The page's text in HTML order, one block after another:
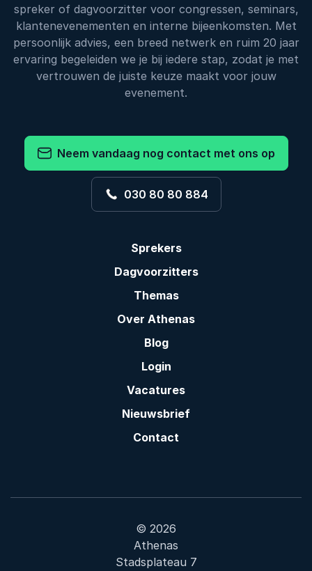
spreker of dagvoorzitter voor congressen, seminars,
klantenevenementen en interne bijeenkomsten. Met
persoonlijk advies, een breed netwerk en ruim 20 jaar
ervaring begeleiden we je bij iedere stap, zodat je met
vertrouwen de juiste keuze maakt voor jouw
evenement.
Neem vandaag nog contact met ons op
030 80 80 884
Sprekers
Dagvoorzitters
Themas
Over Athenas
Blog
Login
Vacatures
Nieuwsbrief
Contact
© 2026
Athenas
Stadsplateau 7